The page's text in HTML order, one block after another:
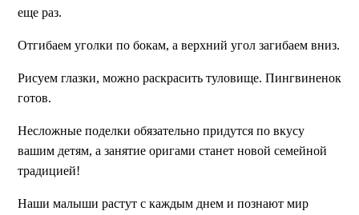
еще раз.
Отгибаем уголки по бокам, а верхний угол загибаем вниз.
Рисуем глазки, можно раскрасить туловище. Пингвиненок
готов.
Несложные поделки обязательно придутся по вкусу
вашим детям, а занятие оригами станет новой семейной
традицией!
Наши малыши растут с каждым днем и познают мир